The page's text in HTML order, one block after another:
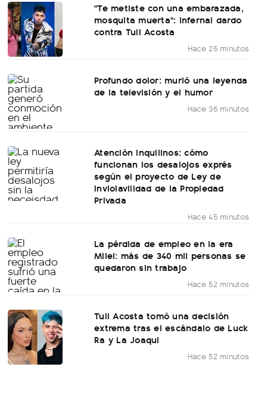
"Te metiste con una embarazada,
mosquita muerta": infernal dardo
contra Tuli Acosta
Hace 25 minutos
Profundo dolor: murió una leyenda
de la televisión y el humor
Hace 36 minutos
Atención inquilinos: cómo
funcionan los desalojos exprés
según el proyecto de Ley de
Inviolavilidad de la Propiedad
Privada
Hace 45 minutos
La pérdida de empleo en la era
Milei: más de 340 mil personas se
quedaron sin trabajo
Hace 52 minutos
Tuli Acosta tomó una decisión
extrema tras el escándalo de Luck
Ra y La Joaqui
Hace 52 minutos